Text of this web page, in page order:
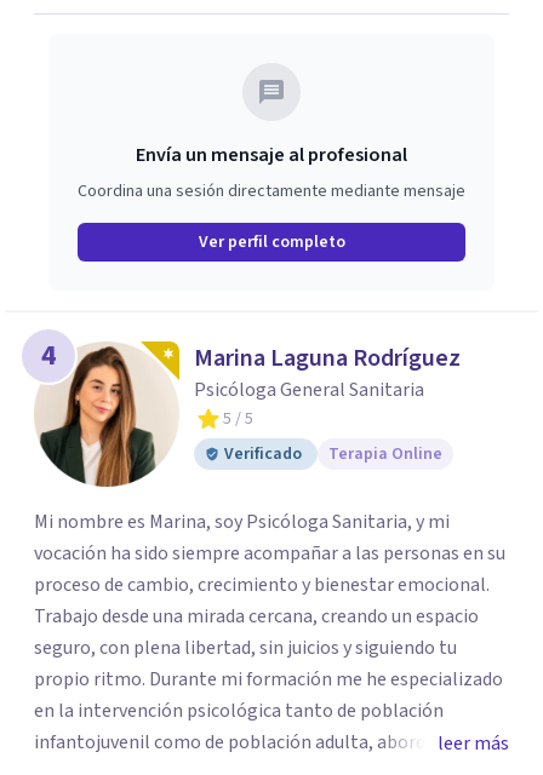
completa, rigurosa y eficaz, acompañándote en cada
calidad de vida. Ponte en contacto conmigo y comienza
tu proceso de cambio hoy mismo.
Envía un mensaje al profesional
Coordina una sesión directamente mediante mensaje
Ver perfil completo
4 Marina Laguna Rodríguez
Psicóloga General Sanitaria
5 / 5
Verificado
Terapia Online
Mi nombre es Marina, soy Psicóloga Sanitaria, y mi
vocación ha sido siempre acompañar a las personas en su
proceso de cambio, crecimiento y bienestar emocional.
Trabajo desde una mirada cercana, creando un espacio
seguro, con plena libertad, sin juicios y siguiendo tu
propio ritmo. Durante mi formación me he especializado
en la intervención psicológica tanto de población
infantojuvenil como de población adulta, abordando las
leer más